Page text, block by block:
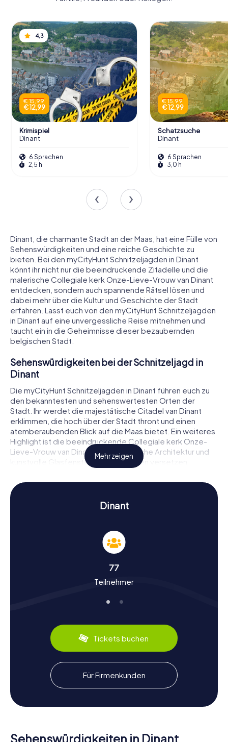
4,3
€ 15,99
€ 12,99
Krimispiel
Dinant
6 Sprachen
2,5 h
€ 15,99
€ 12,99
Schatzsuche
Dinant
6 Sprachen
3,0 h
Dinant, die charmante Stadt an der Maas, hat eine Fülle von
Sehenswürdigkeiten und eine reiche Geschichte zu
bieten. Bei den myCityHunt Schnitzeljagden in Dinant
könnt ihr nicht nur die beeindruckende Zitadelle und die
malerische Collegiale kerk Onze-Lieve-Vrouw van Dinant
entdecken, sondern auch spannende Rätsel lösen und
dabei mehr über die Kultur und Geschichte der Stadt
erfahren. Lasst euch von den myCityHunt Schnitzeljagden
in Dinant auf eine unvergessliche Reise mitnehmen und
taucht ein in die Geheimnisse dieser bezaubernden
belgischen Stadt.
Sehenswürdigkeiten bei der Schnitzeljagd in
Dinant
Die myCityHunt Schnitzeljagden in Dinant führen euch zu
den bekanntesten und sehenswertesten Orten der
Stadt. Ihr werdet die majestätische Citadel van Dinant
erklimmen, die hoch über der Stadt thront und einen
atemberaubenden Blick auf die Maas bietet. Ein weiteres
Highlight ist die beeindruckende Collegiale kerk Onze-
Lieve-Vrouw van Dinant, deren gotische Architektur und
kunstvolle Glasfenster euch in Staunen versetzen
des Saxophons, ist ein Muss auf eurer Route. Während ihr
diese und andere Sehenswürdigkeiten erkundet, werdet
ihr spannende Rätsel lösen und dabei immer tiefer in die
Geschichte und Geheimnisse von Dinant eintauchen.
Geschichte und Kultur bei der Schnitzeljagd in
Bei den myCityHunt Schnitzeljagden in Dinant erfahrt ihr
auch über die reiche Geschichte und Kultur der Stadt.
eine bewegte Vergangenheit und war oft Schauplatz
historischer Ereignisse. Wusstet ihr zum Beispiel, dass
Dinant im Mittelalter ein bedeutendes Zentrum der
Kupferschmiedekunst war? Die Stadt ist auch bekannt für
ihre köstlichen Couques de Dinant, ein traditionelles
Honiggebäck, das ihr unbedingt probieren solltet.
Während eurer Schnitzeljagd werdet ihr viele solcher
interessanten Fakten und Geschichten entdecken und so
ein tieferes Verständnis für die Stadt und ihre Kultur
Mehr zeigen
Dinant
77
Teilnehmer
Tickets buchen
Für Firmenkunden
Sehenswürdigkeiten in Dinant